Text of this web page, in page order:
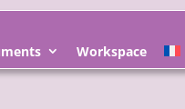
Workspace